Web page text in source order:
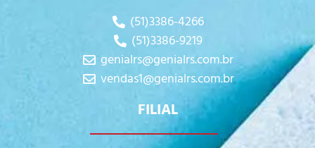
(51)3386-4266
(51)3386-9219
genialrs@genialrs.com.br
vendas1@genialrs.com.br
FILIAL